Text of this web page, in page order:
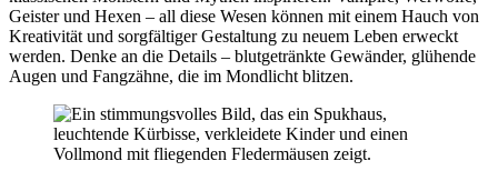
Geister und Hexen – all diese Wesen können mit einem Hauch von
Kreativität und sorgfältiger Gestaltung zu neuem Leben erweckt
werden. Denke an die Details – blutgetränkte Gewänder, glühende
Augen und Fangzähne, die im Mondlicht blitzen.